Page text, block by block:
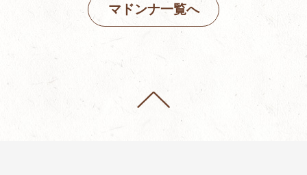
マドンナ一覧へ